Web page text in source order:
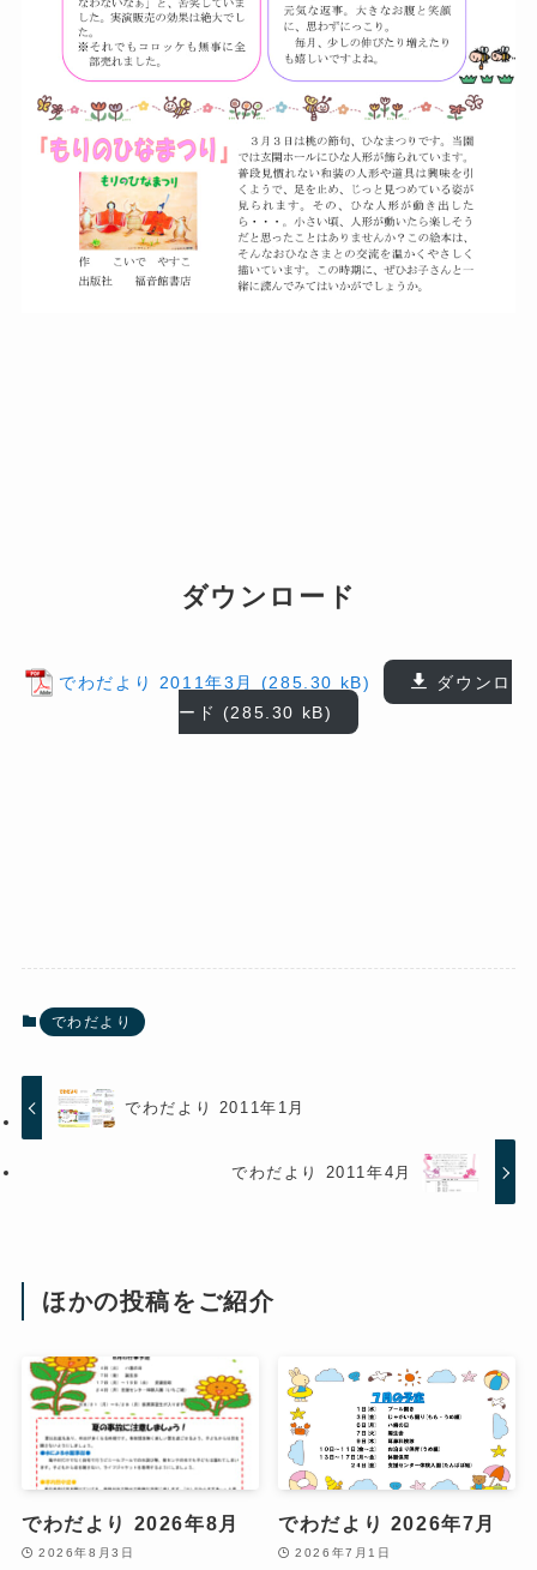
ダウンロード
でわだより 2011年3月
ダウンロ
ード
でわだより
でわだより 2011年1月
でわだより 2011年4月
ほかの投稿をご紹介
でわだより 2026年8月
2026年8月3日
でわだより 2026年7月
2026年7月1日